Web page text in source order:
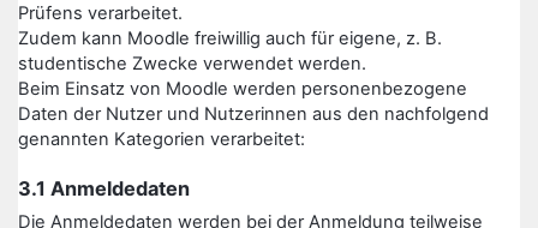
Prüfens verarbeitet.
Zudem kann Moodle freiwillig auch für eigene, z. B.
studentische Zwecke verwendet werden.
Beim Einsatz von Moodle werden personenbezogene
Daten der Nutzer und Nutzerinnen aus den nachfolgend
genannten Kategorien verarbeitet:
3.1 Anmeldedaten
Die Anmeldedaten werden bei der Anmeldung teilweise